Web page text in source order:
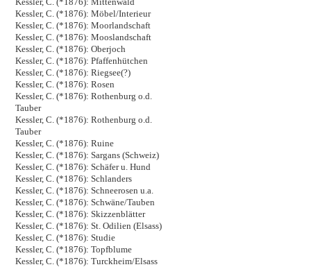
Kessler, C. (*1876): Mittenwald
Kessler, C. (*1876): Möbel/Interieur
Kessler, C. (*1876): Moorlandschaft
Kessler, C. (*1876): Mooslandschaft
Kessler, C. (*1876): Oberjoch
Kessler, C. (*1876): Pfaffenhütchen
Kessler, C. (*1876): Riegsee(?)
Kessler, C. (*1876): Rosen
Kessler, C. (*1876): Rothenburg o.d.
Tauber
Kessler, C. (*1876): Rothenburg o.d.
Tauber
Kessler, C. (*1876): Ruine
Kessler, C. (*1876): Sargans (Schweiz)
Kessler, C. (*1876): Schäfer u. Hund
Kessler, C. (*1876): Schlanders
Kessler, C. (*1876): Schneerosen u.a.
Kessler, C. (*1876): Schwäne/Tauben
Kessler, C. (*1876): Skizzenblätter
Kessler, C. (*1876): St. Odilien (Elsass)
Kessler, C. (*1876): Studie
Kessler, C. (*1876): Topfblume
Kessler, C. (*1876): Turckheim/Elsass